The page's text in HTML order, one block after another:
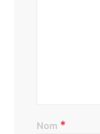
Nom *